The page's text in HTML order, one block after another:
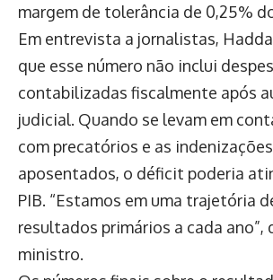
margem de tolerância de 0,25%
Em entrevista a jornalistas,
que esse número não inclui
contabilizadas fiscalmente após
judicial. Quando se levam em
com precatórios e as
aposentados, o déficit poderia
PIB. “Estamos em uma trajetória
resultados primários a cada ano”,
ministro.